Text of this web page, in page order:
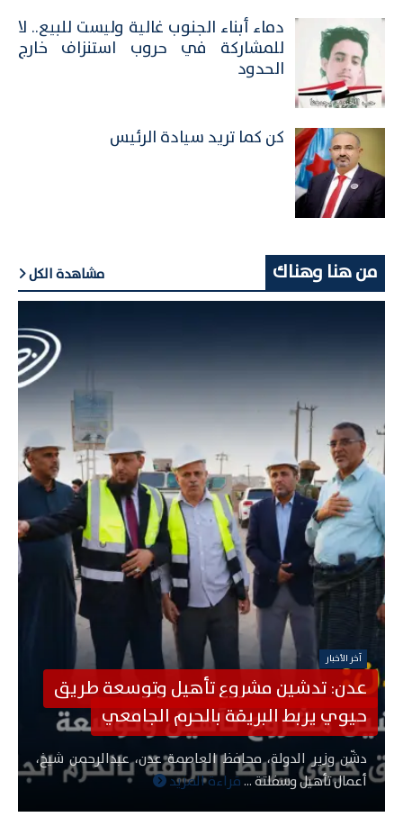
​دماء أبناء الجنوب غالية وليست للبيع.. لا
للمشاركة في حروب استنزاف خارج
الحدود
كن كما تريد سيادة الرئيس
من هنا وهناك مشاهدة الكل
آخر الأخبار
عدن: تدشين مشروع تأهيل وتوسعة طريق
حيوي يربط البريقة بالحرم الجامعي
دشّن وزير الدولة، محافظ العاصمة عدن، عبدالرحمن شيخ،
أعمال تأهيل وسفلتة ...قراءة المزيد